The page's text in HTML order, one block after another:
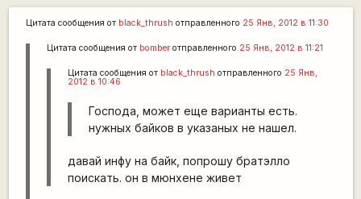
Цитата сообщения от black_thrush отправленного 25 Янв, 2012 в 11:30
Цитата сообщения от bomberотправленного 25 Янв, 2012 в 11:21
Цитата сообщения от black_thrush отправленного 25 Янв,
2012 в 10:46
Господа, может еще варианты есть.
нужных байков в указаных не нашел.
давай инфу на байк, попрошу братэлло
поискать. он в мюнхене живет